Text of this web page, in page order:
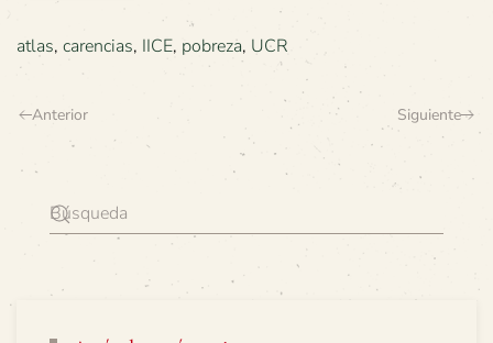
atlas, carencias, IICE, pobreza, UCR
Anterior Siguiente